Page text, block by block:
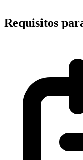
Requisitos